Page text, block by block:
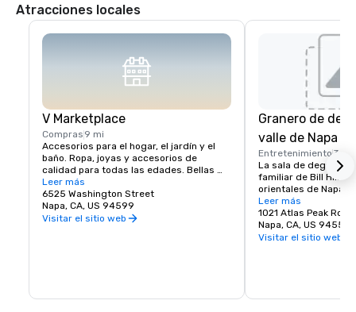
Atracciones locales
V Marketplace
Compras 9 mi
Accesorios para el hogar, el jardín y el
baño. Ropa, joyas y accesorios de
calidad para todas las edades. Bellas
artes, comida gourmet, chocolates,
vinos y degustación de vinos. Regalos
románticos y objetos de colección del
valle de Napa y de todo el mundo, que
Leer más
6525 Washington Street
Napa, CA, US 94599
Visitar el sitio web
Granero de
valle de Napa
Entretenimiento 3
La sala de
familiar de Bill Hill en
orientales de Napa.
Visítenos para
Solum, Expression
Leer más
1021 Atlas Peak Road
Napa, CA, US 94559
Visitar el sitio web